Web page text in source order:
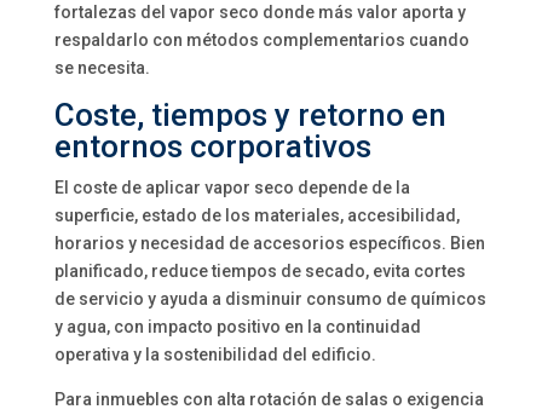
fortalezas del vapor seco donde más valor aporta y
respaldarlo con métodos complementarios cuando
se necesita.
Coste, tiempos y retorno en
entornos corporativos
El coste de aplicar vapor seco depende de la
superficie, estado de los materiales, accesibilidad,
horarios y necesidad de accesorios específicos. Bien
planificado, reduce tiempos de secado, evita cortes
de servicio y ayuda a disminuir consumo de químicos
y agua, con impacto positivo en la continuidad
operativa y la sostenibilidad del edificio.
Para inmuebles con alta rotación de salas o exigencia